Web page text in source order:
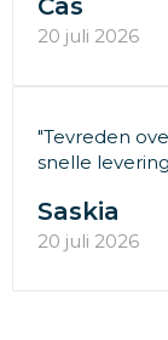
Cas
20 juli 2026
"Tevreden
snelle
Saskia
20 juli 2026